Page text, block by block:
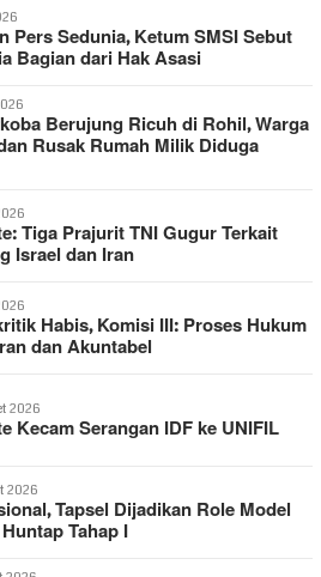
Pers Sedunia, Ketum SMSI Sebut
Bagian dari Hak Asasi
Berujung Ricuh di Rohil, Warga
Rusak Rumah Milik Diduga
Tiga Prajurit TNI Gugur Terkait
Israel dan Iran
Habis, Komisi III: Proses Hukum
dan Akuntabel
2026
Kecam Serangan IDF ke UNIFIL
2026
Tapsel Dijadikan Role Model
Tahap I